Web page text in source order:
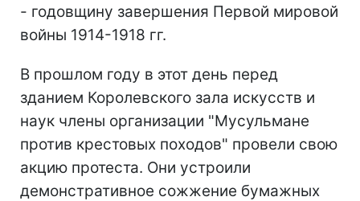
- годовщину завершения Первой мировой
войны 1914-1918 гг.
В прошлом году в этот день перед
зданием Королевского зала искусств и
наук члены организации "Мусульмане
против крестовых походов" провели свою
акцию протеста. Они устроили
демонстративное сожжение бумажных